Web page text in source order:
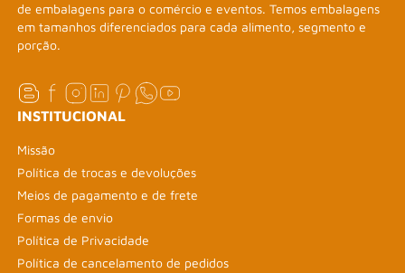
de embalagens para o comércio e eventos. Temos embalagens
em tamanhos diferenciados para cada alimento, segmento e
porção.
INSTITUCIONAL
Missão
Política de trocas e devoluções
Meios de pagamento e de frete
Formas de envio
Política de Privacidade
Política de cancelamento de pedidos